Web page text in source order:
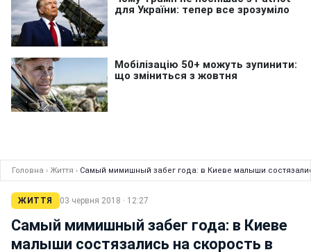
Головна › Життя › Самый мимишный забег года: в Киеве малыши
ЖИТТЯ 03 червня 2018 · 12:27
Самый мимишный забег года: в Киеве
малыши состязались на скорость в